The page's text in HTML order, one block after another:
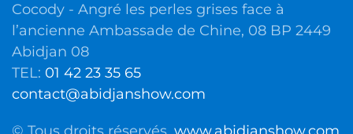
Cocody - Angré les perles grises face à
l’ancienne Ambassade de Chine, 08 BP 2449
Abidjan 08
TEL: 01 42 23 35 65
contact@abidjanshow.com